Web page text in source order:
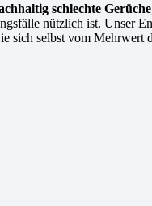
schlechte Gerüche
nützlich ist. Unser
sich selbst vom Mehrwert